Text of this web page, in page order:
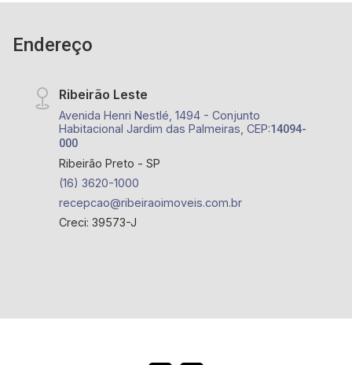
Endereço
Ribeirão Leste
Avenida Henri Nestlé, 1494 - Conjunto
Habitacional Jardim das Palmeiras, CEP:14094-
000
Ribeirão Preto - SP
(16) 3620-1000
recepcao@ribeiraoimoveis.com.br
Creci: 39573-J